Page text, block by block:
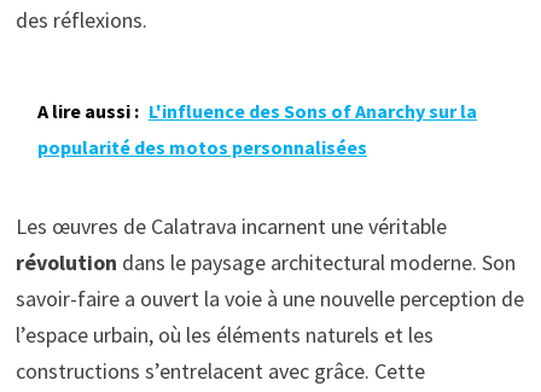
des réflexions.
A lire aussi : L'influence des Sons of Anarchy sur la
popularité des motos personnalisées
Les œuvres de Calatrava incarnent une véritable
révolution dans le paysage architectural moderne. Son
savoir-faire a ouvert la voie à une nouvelle perception de
l’espace urbain, où les éléments naturels et les
constructions s’entrelacent avec grâce. Cette